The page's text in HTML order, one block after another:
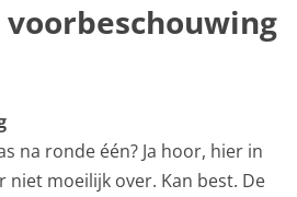
voorbeschouwing
na ronde één? Ja hoor, hier in
niet moeilijk over. Kan best. De